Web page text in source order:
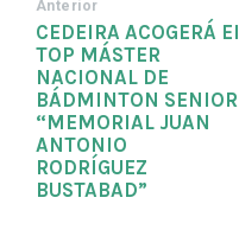
Anterior
CEDEIRA ACOGERÁ El
TOP MÁSTER
NACIONAL DE
BÁDMINTON SENIOR
“MEMORIAL JUAN
ANTONIO
RODRÍGUEZ
BUSTABAD”